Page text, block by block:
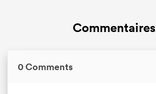
Commentaires
0 Comments